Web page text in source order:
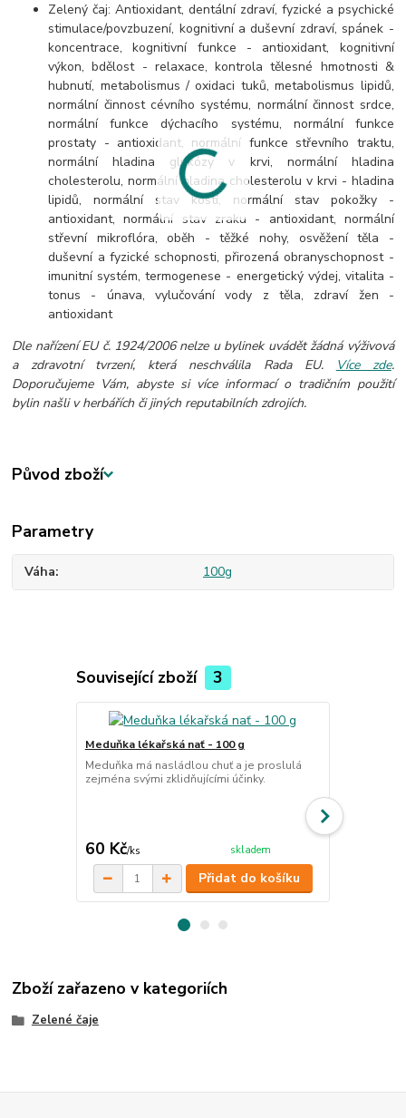
Zelený čaj: Antioxidant, dentální zdraví, fyzické a psychické
stimulace/povzbuzení, kognitivní a duševní zdraví, spánek -
koncentrace, kognitivní funkce - antioxidant, kognitivní
výkon, bdělost - relaxace, kontrola tělesné hmotnosti &
hubnutí, metabolismus / oxidaci tuků, metabolismus lipidů,
normální činnost cévního systému, normální činnost srdce,
normální funkce dýchacího systému, normální funkce
prostaty - antioxidant, normální funkce střevního traktu,
normální hladina glukózy v krvi, normální hladina
cholesterolu, normální hladina cholesterolu v krvi - hladina
lipidů, normální stav kostí, normální stav pokožky -
antioxidant, normální stav zraku - antioxidant, normální
střevní mikroflóra, oběh - těžké nohy, osvěžení těla -
duševní a fyzické schopnosti, přirozená obranyschopnost -
imunitní systém, termogenese - energetický výdej, vitalita -
tonus - únava, vylučování vody z těla, zdraví žen -
antioxidant
Dle nařízení EU č. 1924/2006 nelze u bylinek uvádět žádná výživová
a zdravotní tvrzení, která neschválila Rada EU.
Více zde.
Doporučujeme Vám, abyste si více informací o tradičním použití
bylin našli v herbářích či jiných reputabilních zdrojích.
Původ zboží
Parametry
Váha 100g
Související zboží 3
Meduňka lékařská nať - 100 g
Meduňka má nasládlou chuť a je proslulá
zejména svými zklidňujícími účinky.
60 Kč/ks skladem
Přidat do košíku
dochucení
kosmetiky,
Zboží zařazeno v kategoriích
Zelené čaje